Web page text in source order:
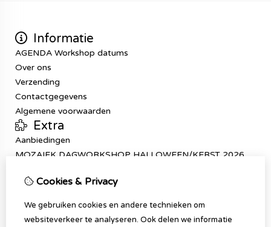
Informatie
AGENDA Workshop datums
Over ons
Verzending
Contactgegevens
Algemene voorwaarden
Extra
Aanbiedingen
MOZAIEK DAGWORKSHOP HALLOWEEN/KERST 2026
Inloggen
Verlanglijst
Cookies & Privacy
We gebruiken cookies en andere technieken om
websiteverkeer te analyseren. Ook delen we informatie